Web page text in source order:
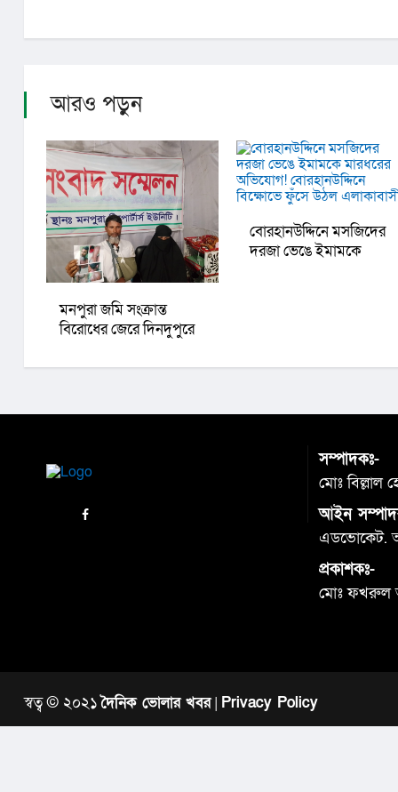
আরও পড়ুন
মনপুরা জমি সংক্রান্ত
বিরোধের জেরে দিনদুপুরে
ভুক্তভোগীর সংবাদ সম্মেলন
বোরহানউদ্দিনে মসজিদের
দরজা ভেঙে ইমামকে
সম্পাদকঃ-
মোঃ বিল্লাল
আইন
এডভোকেট.
প্রকাশকঃ-
মোঃ
স্বত্ব © ২০২১দৈনিক ভোলার খবর| Privacy Policy